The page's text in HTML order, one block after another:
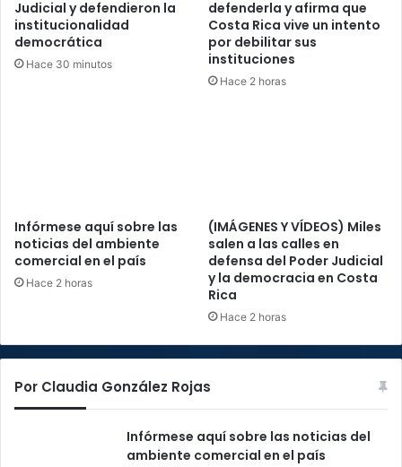
Judicial y defendieron la
institucionalidad
democrática
Hace 30 minutos
defenderla y afirma que
Costa Rica vive un intento
por debilitar sus
instituciones
Hace 2 horas
Infórmese aquí sobre las
noticias del ambiente
comercial en el país
Hace 2 horas
(IMÁGENES Y VÍDEOS) Miles
salen a las calles en
defensa del Poder Judicial
y la democracia en Costa
Rica
Hace 2 horas
Por Claudia González Rojas
Infórmese aquí sobre las noticias del
ambiente comercial en el país